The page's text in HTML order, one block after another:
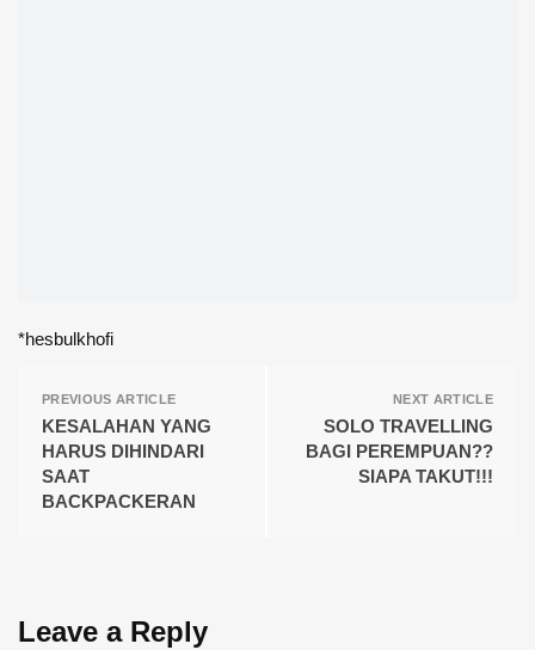
*hesbulkhofi
PREVIOUS ARTICLE
KESALAHAN YANG
HARUS DIHINDARI
SAAT
BACKPACKERAN
NEXT ARTICLE
SOLO TRAVELLING
BAGI PEREMPUAN??
SIAPA TAKUT!!!
Leave a Reply